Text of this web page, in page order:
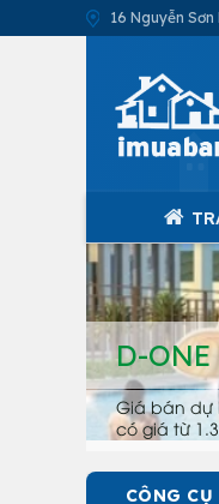
16 Nguyễn
D-
Giá bán dự
có giá từ
CÔNG